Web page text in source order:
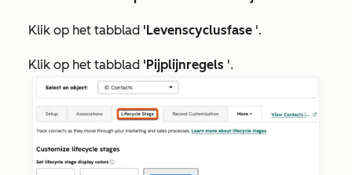
Klik op het tabblad 'Levenscyclusfase '.
Klik op het tabblad 'Pijplijnregels '.